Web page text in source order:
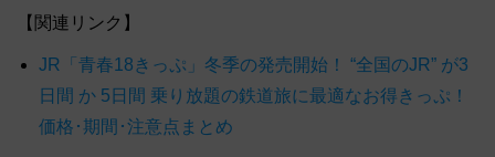
【関連リンク】
JR「青春18きっぷ」冬季の発売開始！ “全国のJR” が3
日間 か 5日間 乗り放題の鉄道旅に最適なお得きっぷ！
価格･期間･注意点まとめ